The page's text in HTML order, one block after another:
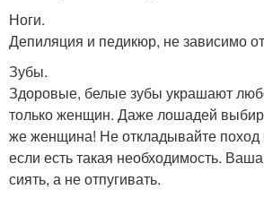
Ноги.
Депиляция и педикюр, не зависимо
Зубы.
Здоровые, белые зубы украшают
только женщин. Даже лошадей
же женщина! Не откладывайте поход
если есть такая необходимость.
сиять, а не отпугивать.